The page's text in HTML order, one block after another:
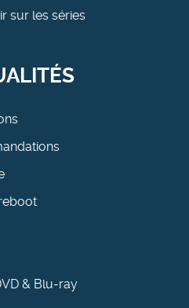
sur les séries
& Blu-ray